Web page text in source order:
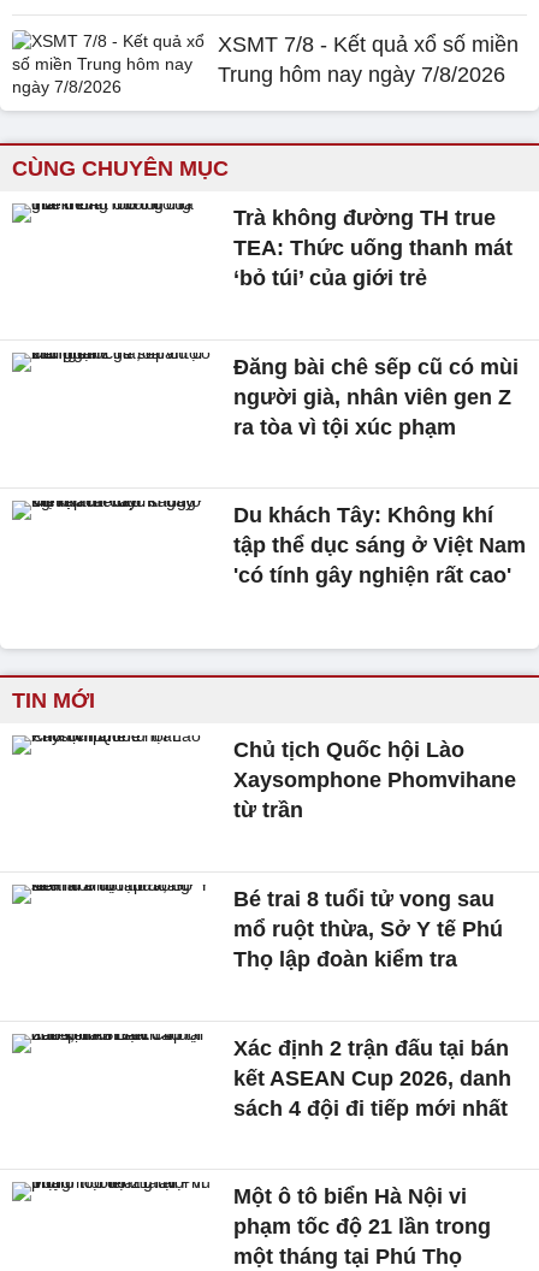
XSMT 7/8 - Kết quả xổ số miền
Trung hôm nay ngày 7/8/2026
CÙNG CHUYÊN MỤC
Trà không đường TH true
TEA: Thức uống thanh mát
‘bỏ túi’ của giới trẻ
Đăng bài chê sếp cũ có mùi
người già, nhân viên gen Z
ra tòa vì tội xúc phạm
Du khách Tây: Không khí
tập thể dục sáng ở Việt Nam
'có tính gây nghiện rất cao'
TIN MỚI
Chủ tịch Quốc hội Lào
Xaysomphone Phomvihane
từ trần
Bé trai 8 tuổi tử vong sau
mổ ruột thừa, Sở Y tế Phú
Thọ lập đoàn kiểm tra
Xác định 2 trận đấu tại bán
kết ASEAN Cup 2026, danh
sách 4 đội đi tiếp mới nhất
Một ô tô biển Hà Nội vi
phạm tốc độ 21 lần trong
một tháng tại Phú Thọ